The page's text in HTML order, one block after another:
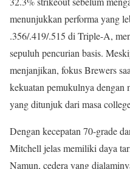
menunjukkan performa yang
.356/.419/.515 di Triple-A,
sepuluh pencurian basis.
menjanjikan, fokus Brewers
kekuatan pemukulnya dengan
yang ditunjuk dari masa
Dengan kecepatan 70-grade
Mitchell jelas memiliki daya
Namun, cedera yang